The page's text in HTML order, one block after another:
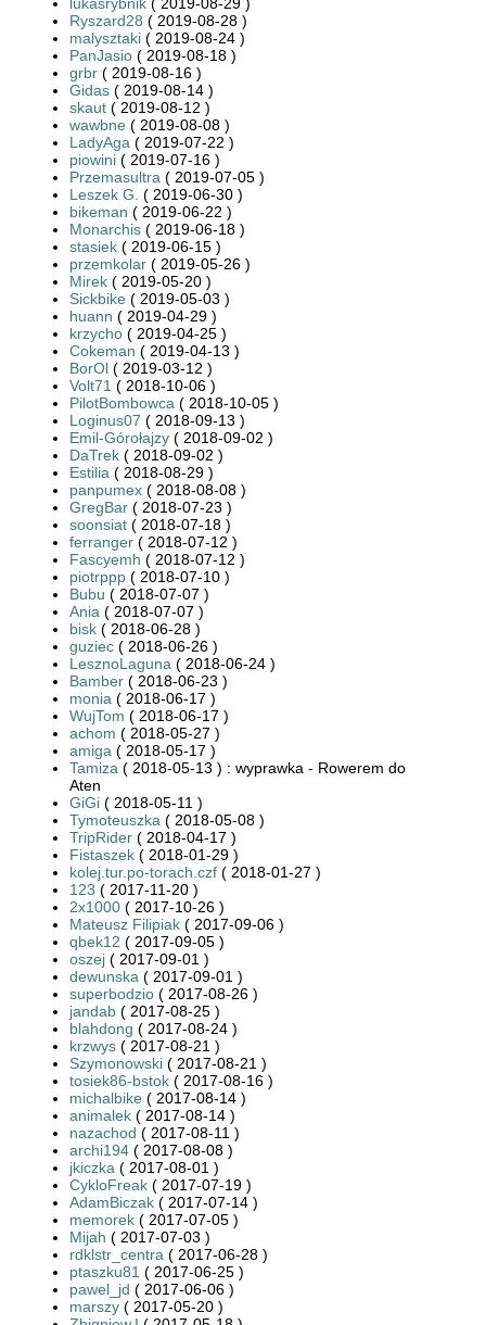
Ryszard28 ( 2019-08-28 )
malysztaki ( 2019-08-24 )
PanJasio ( 2019-08-18 )
grbr ( 2019-08-16 )
Gidas ( 2019-08-14 )
skaut ( 2019-08-12 )
wawbne ( 2019-08-08 )
LadyAga ( 2019-07-22 )
piowini ( 2019-07-16 )
Przemasultra ( 2019-07-05 )
Leszek G. ( 2019-06-30 )
bikeman ( 2019-06-22 )
Monarchis ( 2019-06-18 )
stasiek ( 2019-06-15 )
przemkolar ( 2019-05-26 )
Mirek ( 2019-05-20 )
Sickbike ( 2019-05-03 )
huann ( 2019-04-29 )
krzycho ( 2019-04-25 )
Cokeman ( 2019-04-13 )
BorOl ( 2019-03-12 )
Volt71 ( 2018-10-06 )
PilotBombowca ( 2018-10-05 )
Loginus07 ( 2018-09-13 )
Emil-Górołajzy ( 2018-09-02 )
DaTrek ( 2018-09-02 )
Estilia ( 2018-08-29 )
panpumex ( 2018-08-08 )
GregBar ( 2018-07-23 )
soonsiat ( 2018-07-18 )
ferranger ( 2018-07-12 )
Fascyemh ( 2018-07-12 )
piotrppp ( 2018-07-10 )
Bubu ( 2018-07-07 )
Ania ( 2018-07-07 )
bisk ( 2018-06-28 )
guziec ( 2018-06-26 )
LesznoLaguna ( 2018-06-24 )
Bamber ( 2018-06-23 )
monia ( 2018-06-17 )
WujTom ( 2018-06-17 )
achom ( 2018-05-27 )
amiga ( 2018-05-17 )
Tamiza ( 2018-05-13 ) : wyprawka - Rowerem do
Aten
GiGi ( 2018-05-11 )
Tymoteuszka ( 2018-05-08 )
TripRider ( 2018-04-17 )
Fistaszek ( 2018-01-29 )
kolej.tur.po-torach.czf ( 2018-01-27 )
123 ( 2017-11-20 )
2x1000 ( 2017-10-26 )
Mateusz Filipiak ( 2017-09-06 )
qbek12 ( 2017-09-05 )
oszej ( 2017-09-01 )
dewunska ( 2017-09-01 )
superbodzio ( 2017-08-26 )
jandab ( 2017-08-25 )
blahdong ( 2017-08-24 )
krzwys ( 2017-08-21 )
Szymonowski ( 2017-08-21 )
tosiek86-bstok ( 2017-08-16 )
michalbike ( 2017-08-14 )
animalek ( 2017-08-14 )
nazachod ( 2017-08-11 )
archi194 ( 2017-08-08 )
jkiczka ( 2017-08-01 )
CykloFreak ( 2017-07-19 )
AdamBiczak ( 2017-07-14 )
memorek ( 2017-07-05 )
Mijah ( 2017-07-03 )
rdklstr_centra ( 2017-06-28 )
ptaszku81 ( 2017-06-25 )
pawel_jd ( 2017-06-06 )
marszy ( 2017-05-20 )